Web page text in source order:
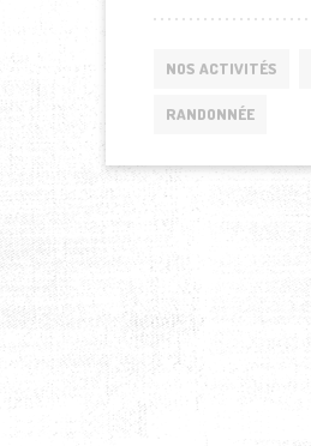
NOS ACTIVITÉS
RANDONNÉE